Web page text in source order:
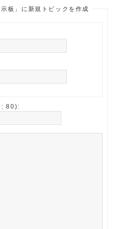
板」に新規トピックを作成
: 80):